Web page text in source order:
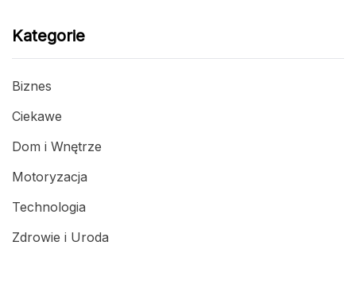
Kategorie
Biznes
Ciekawe
Dom i Wnętrze
Motoryzacja
Technologia
Zdrowie i Uroda